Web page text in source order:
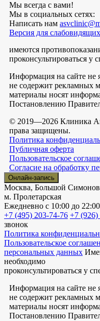
Мы всегда с вами!
Мы в социальных сетях:
Написать нам
Версия для слабовидящих
имеются
проконсультироваться у
Информация на сайте не
не содержит рекламных
материалы носят
Постановлению
© 2019—2026 Клиника
права защищены.
Политика
Публичная оферта
Пользовательское
Согласие на обработку
Онлайн-запись
Москва, Большой
м. Пролетарская
Ежедневно с 10:00 до 22:00
+7 (495) 203-74-76 +7 (926)
звонок
Политика
Пользовательское
персональных данных
необходимо
проконсультироваться у
Информация на сайте не
не содержит рекламных
материалы носят
Постановлению